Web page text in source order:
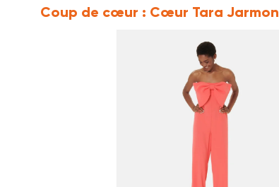
Coup de cœur : Cœur Tara Jarmon